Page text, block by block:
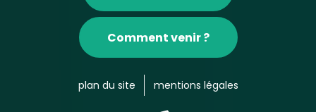
Comment venir ?
plan du site mentions légales